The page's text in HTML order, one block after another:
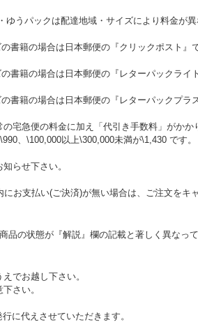
うパックは配達地域・サイズにより料金が
書籍の場合は日本郵便の『クリックポスト』
書籍の場合は日本郵便の『レターパックライ
書籍の場合は日本郵便の『レターパックプラ
宅急便の料金に加え「代引き手数料」がか
、\100,000以上\300,000未満が\1,430 です。
らせ下さい。
お支払い(ご決済)が無い場合は、ご注文をキ
の状態が『解説』欄の記載と著しく異なっ
でお越し下さい。
さい。
に代えさせていただきます。